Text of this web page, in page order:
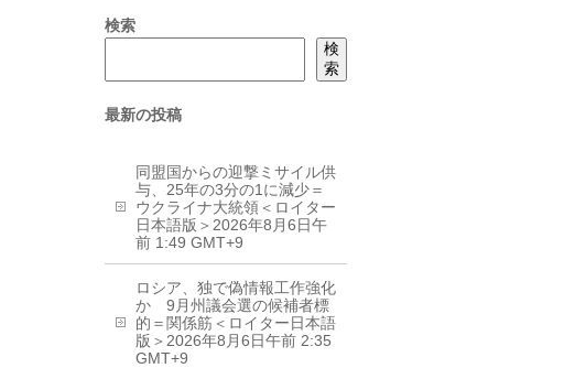
検索
検
索
最新の投稿
同盟国からの迎撃ミサイル供
与、25年の3分の1に減少＝
ウクライナ大統領＜ロイター
日本語版＞2026年8月6日午
前 1:49 GMT+9
ロシア、独で偽情報工作強化
か 9月州議会選の候補者標
的＝関係筋＜ロイター日本語
版＞2026年8月6日午前 2:35
GMT+9